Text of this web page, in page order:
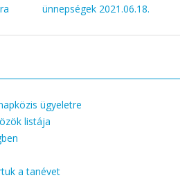
ünnepségek 2021.06.18.
ügyeletre
listája
a tanévet